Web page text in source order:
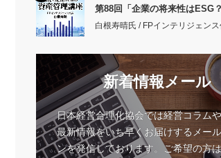
第88回「企業の将来性はESG？
白根寿晴氏 / FPインテリジェン
新着情報メール
日本経営合理化協会では経営コラム
最新情報をいち早くお届けするメー
ンを発信しております。ご希望の方